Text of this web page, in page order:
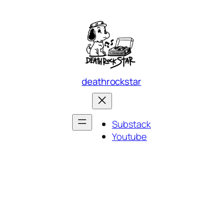
deathrockstar
Substack
Youtube